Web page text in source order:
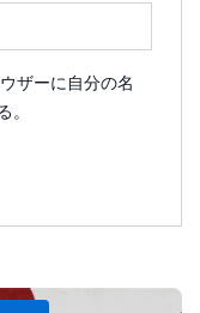
ザーに自分の名
。